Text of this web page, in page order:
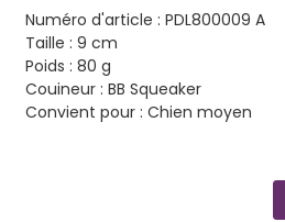
Numéro d'article : PDL800009 A
Taille : 9 cm
Poids : 80 g
Couineur : BB Squeaker
Convient pour : Chien moyen